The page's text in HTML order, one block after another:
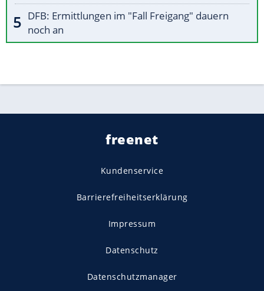
DFB: Ermittlungen im "Fall Freigang" dauern
noch an
freenet
Kundenservice
Barrierefreiheitserklärung
Impressum
Datenschutz
Datenschutzmanager